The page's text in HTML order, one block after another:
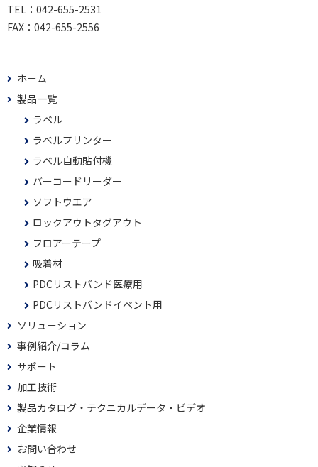
TEL： 042-655-2531
FAX： 042-655-2556
ホーム
製品一覧
ラベル
ラベルプリンター
ラベル自動貼付機
バーコードリーダー
ソフトウエア
ロックアウトタグアウト
フロアーテープ
吸着材
PDCリストバンド医療用
PDCリストバンドイベント用
ソリューション
事例紹介/コラム
サポート
加工技術
製品カタログ・テクニカルデータ・ビデオ
企業情報
お問い合わせ